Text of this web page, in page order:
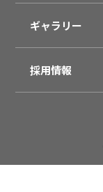
ギャラリー
採用情報